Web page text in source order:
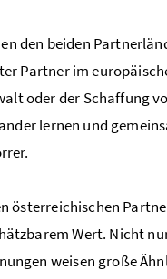
den beiden
Partner im
oder der Schaffung
lernen und
österreichischen
Wert. Nicht
weisen große